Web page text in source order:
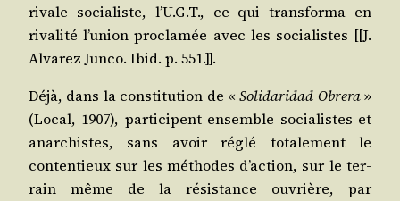
rivale socia­liste, l’U.G.T., ce qui trans­for­ma en
riva­li­té l’u­nion pro­cla­mée avec les socia­listes [[J.
Alva­rez Jun­co. Ibid. p. 551.]].
Déjà, dans la consti­tu­tion de «Soli­da­ri­dad Obre­ra»
(Local, 1907), par­ti­cipent ensemble socia­listes et
anar­chistes, sans avoir réglé tota­le­ment le
conten­tieux sur les méthodes d’ac­tion, sur le ter­
rain même de la résis­tance ouvrière, par